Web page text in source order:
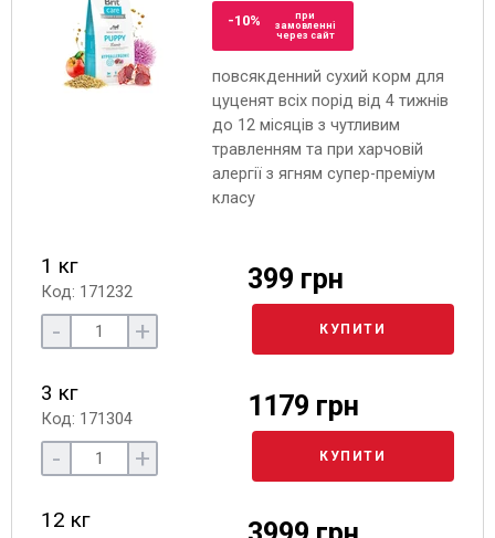
-10%
при
замовленні
через сайт
повсякденний сухий корм для
цуценят всіх порід від 4 тижнів
до 12 місяців з чутливим
травленням та при харчовій
алергії з ягням супер-преміум
класу
1 кг
Код: 171232 399 грн
- + КУПИТИ
3 кг
Код: 171304 1179 грн
- + КУПИТИ
12 кг